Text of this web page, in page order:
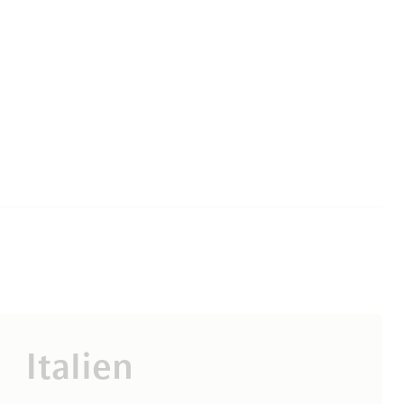
Italien